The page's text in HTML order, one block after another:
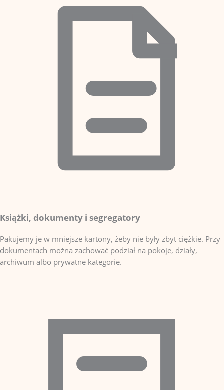
Książki, dokumenty i segregatory
Pakujemy je w mniejsze kartony, żeby nie były zbyt ciężkie. Przy
dokumentach można zachować podział na pokoje, działy,
archiwum albo prywatne kategorie.